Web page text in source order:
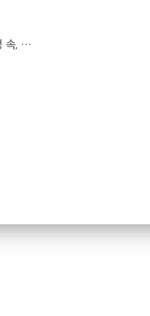
전 세계를 무대로 모두에게 영감을 전하는 49번째 팀.FIFA 월드컵 2026™을 향한 여정 속, 이제 사람들의 시선은 이 어린 스타들에게 향합니다. 자세히 보기 ▶ #Kia #InspirationConnectsUsAll #49thTeam #OMBC #FIFAWorldCup2026 유튜브 쇼츠 보기 >